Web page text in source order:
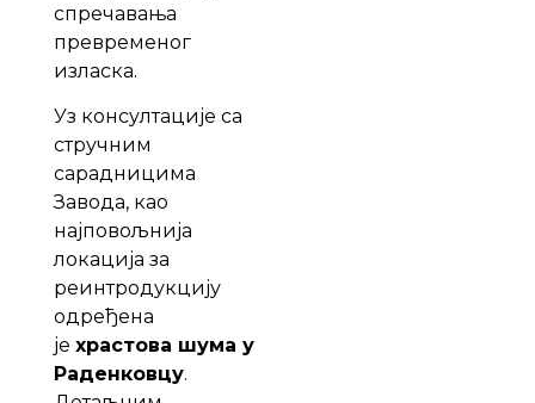
спречавања
превременог
изласка.
Уз консултације са
стручним
сарадницима
Завода, као
најповољнија
локација за
реинтродукцију
одређена
је храстова шума у
Раденковцу.